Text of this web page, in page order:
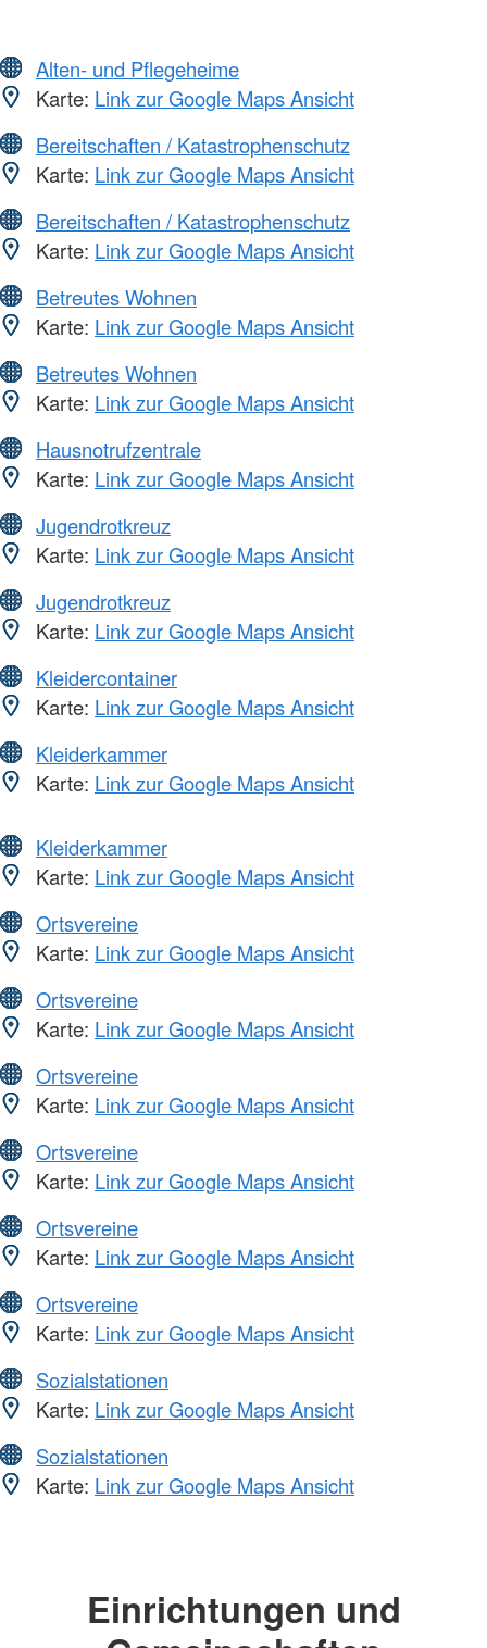
Alten- und Pflegeheime
Karte: Link zur Google Maps Ansicht
Bereitschaften / Katastrophenschutz
Karte: Link zur Google Maps Ansicht
Bereitschaften / Katastrophenschutz
Karte: Link zur Google Maps Ansicht
Betreutes Wohnen
Karte: Link zur Google Maps Ansicht
Betreutes Wohnen
Karte: Link zur Google Maps Ansicht
Hausnotrufzentrale
Karte: Link zur Google Maps Ansicht
Jugendrotkreuz
Karte: Link zur Google Maps Ansicht
Jugendrotkreuz
Karte: Link zur Google Maps Ansicht
Kleidercontainer
Karte: Link zur Google Maps Ansicht
Kleiderkammer
Karte: Link zur Google Maps Ansicht
Kleiderkammer
Karte: Link zur Google Maps Ansicht
Ortsvereine
Karte: Link zur Google Maps Ansicht
Ortsvereine
Karte: Link zur Google Maps Ansicht
Ortsvereine
Karte: Link zur Google Maps Ansicht
Ortsvereine
Karte: Link zur Google Maps Ansicht
Ortsvereine
Karte: Link zur Google Maps Ansicht
Ortsvereine
Karte: Link zur Google Maps Ansicht
Sozialstationen
Karte: Link zur Google Maps Ansicht
Sozialstationen
Karte: Link zur Google Maps Ansicht
Einrichtungen und